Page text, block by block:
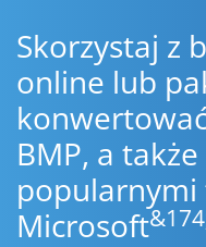
Skorzystaj z
online lub
BMP, a
Microsoft